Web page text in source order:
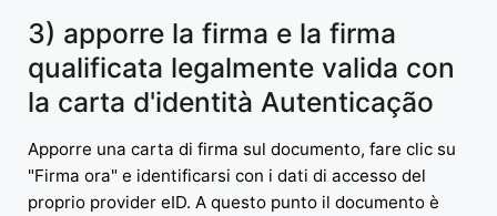
3) apporre la firma e la firma
qualificata legalmente valida con
la carta d'identità Autenticação
Apporre una carta di firma sul documento, fare clic su
"Firma ora" e identificarsi con i dati di accesso del
proprio provider eID. A questo punto il documento è